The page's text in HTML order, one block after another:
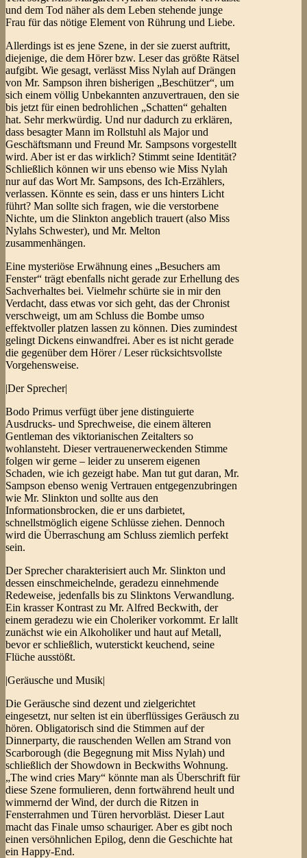
und dem Tod näher als dem Leben stehende junge
Frau für das nötige Element von Rührung und Liebe.
Allerdings ist es jene Szene, in der sie zuerst auftritt,
diejenige, die dem Hörer bzw. Leser das größte Rätsel
aufgibt. Wie gesagt, verlässt Miss Nylah auf Drängen
von Mr. Sampson ihren bisherigen „Beschützer“, um
sich einem völlig Unbekannten anzuvertrauen, den sie
bis jetzt für einen bedrohlichen „Schatten“ gehalten
hat. Sehr merkwürdig. Und nur dadurch zu erklären,
dass besagter Mann im Rollstuhl als Major und
Geschäftsmann und Freund Mr. Sampsons vorgestellt
wird. Aber ist er das wirklich? Stimmt seine Identität?
Schließlich können wir uns ebenso wie Miss Nylah
nur auf das Wort Mr. Sampsons, des Ich-Erzählers,
verlassen. Könnte es sein, dass er uns hinters Licht
führt? Man sollte sich fragen, wie die verstorbene
Nichte, um die Slinkton angeblich trauert (also Miss
Nylahs Schwester), und Mr. Melton
zusammenhängen.
Eine mysteriöse Erwähnung eines „Besuchers am
Fenster“ trägt ebenfalls nicht gerade zur Erhellung des
Sachverhaltes bei. Vielmehr schürte sie in mir den
Verdacht, dass etwas vor sich geht, das der Chronist
verschweigt, um am Schluss die Bombe umso
effektvoller platzen lassen zu können. Dies zumindest
gelingt Dickens einwandfrei. Aber es ist nicht gerade
die gegenüber dem Hörer / Leser rücksichtsvollste
Vorgehensweise.
|Der Sprecher|
Bodo Primus verfügt über jene distinguierte
Ausdrucks- und Sprechweise, die einem älteren
Gentleman des viktorianischen Zeitalters so
wohlansteht. Dieser vertrauenerweckenden Stimme
folgen wir gerne – leider zu unserem eigenen
Schaden, wie ich gezeigt habe. Man tut gut daran, Mr.
Sampson ebenso wenig Vertrauen entgegenzubringen
wie Mr. Slinkton und sollte aus den
Informationsbrocken, die er uns darbietet,
schnellstmöglich eigene Schlüsse ziehen. Dennoch
wird die Überraschung am Schluss ziemlich perfekt
sein.
Der Sprecher charakterisiert auch Mr. Slinkton und
dessen einschmeichelnde, geradezu einnehmende
Redeweise, jedenfalls bis zu Slinktons Verwandlung.
Ein krasser Kontrast zu Mr. Alfred Beckwith, der
einem geradezu wie ein Choleriker vorkommt. Er lallt
zunächst wie ein Alkoholiker und haut auf Metall,
bevor er schließlich, wuterstickt keuchend, seine
Flüche ausstößt.
|Geräusche und Musik|
Die Geräusche sind dezent und zielgerichtet
eingesetzt, nur selten ist ein überflüssiges Geräusch zu
hören. Obligatorisch sind die Stimmen auf der
Dinnerparty, die rauschenden Wellen am Strand von
Scarborough (die Begegnung mit Miss Nylah) und
schließlich der Showdown in Beckwiths Wohnung.
„The wind cries Mary“ könnte man als Überschrift für
diese Szene formulieren, denn fortwährend heult und
wimmernd der Wind, der durch die Ritzen in
Fensterrahmen und Türen hervorbläst. Dieser Laut
macht das Finale umso schauriger. Aber es gibt noch
einen versöhnlichen Epilog, denn die Geschichte hat
ein Happy-End.